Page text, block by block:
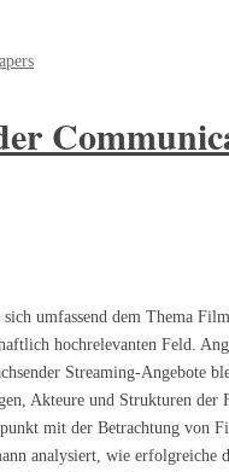
umfassend dem Thema
hochrelevanten Feld.
Streaming-Angebote
Akteure und Strukturen der
mit der Betrachtung von
analysiert, wie erfolgreiche